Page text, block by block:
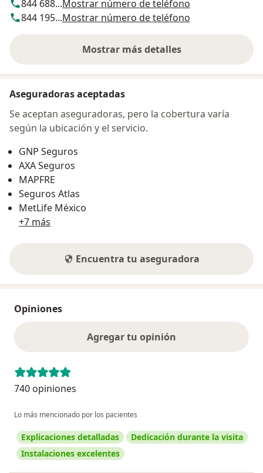
844 688...Mostrar número de teléfono
844 195...Mostrar número de teléfono
Mostrar más detalles
sobre la dirección
Aseguradoras aceptadas
Se aceptan aseguradoras, pero la cobertura varía
según la ubicación y el servicio.
GNP Seguros
AXA Seguros
MAPFRE
Seguros Atlas
MetLife México
+7 más
Encuentra tu aseguradora
Opiniones
Agregar tu opinión
740 opiniones
Lo más mencionado por los pacientes
Explicaciones detalladas
Dedicación durante la visita
Instalaciones excelentes